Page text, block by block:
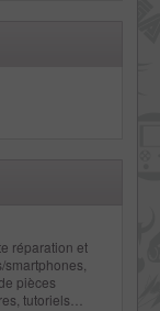
réparation et
pièces
tutoriels…